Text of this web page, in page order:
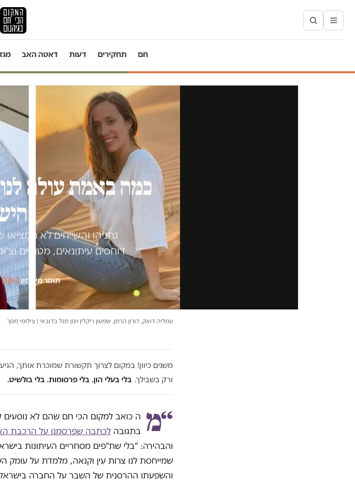
חם תחקירים דעות דאטה האב
כמה באמת עולה
נתניהו והשייחים לא
דוחסים עיתונאים, מטוסים
תומר מיכלזון·המקום
עמליה דואק, דורון הרמן, שמעון ריקלין וינון מגל בדובאי | צילומי מסך
משנים כיוון! במקום לצרוך תקשורת שמוכרת אותך,
ורק בשבילך. בלי בעלי הון. בלי פרסומות. בלי בולשיט.
“מ ה כואב למקום הכי חם שהם לא
בתגובה לכתבה שפרסמנו על הרכבת
והבהירה: "בלי שת"פים מסחריים העיתונות
שמייחסת לנו צרות עין וקנאה, מלמדת על עומק
והשפעתו ההרסנית של השבר על החברה